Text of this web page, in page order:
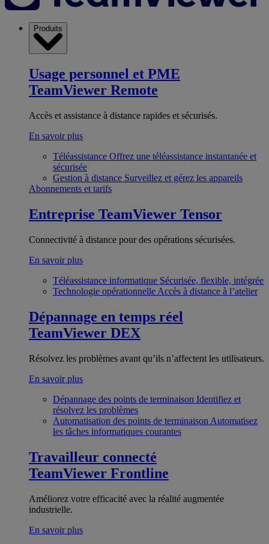
Produits
Usage personnel et PME
TeamViewer Remote
Accès et assistance à distance rapides et sécurisés.
En savoir plus
Téléassistance Offrez une téléassistance instantanée et
sécurisée
Gestion à distance Surveillez et gérez les appareils
Abonnements et tarifs
Entreprise TeamViewer Tensor
Connectivité à distance pour des opérations sécurisées.
En savoir plus
Téléassistance informatique Sécurisée, flexible, intégrée
Technologie opérationnelle Accès à distance à l’atelier
Dépannage en temps réel
TeamViewer DEX
Résolvez les problèmes avant qu’ils n’affectent les utilisateurs.
En savoir plus
Dépannage des points de terminaison Identifiez et
résolvez les problèmes
Automatisation des points de terminaison Automatisez
les tâches informatiques courantes
Travailleur connecté
TeamViewer Frontline
Améliorez votre efficacité avec la réalité augmentée
industrielle.
En savoir plus